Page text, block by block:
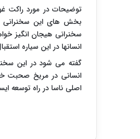
بخش های این سخنرانی
سخنرانی هیجان انگیز
انسانها در این سیاره
گفته می شود در این
انسانی در مریخ صحبت
اصلی ناسا در راه توسعه